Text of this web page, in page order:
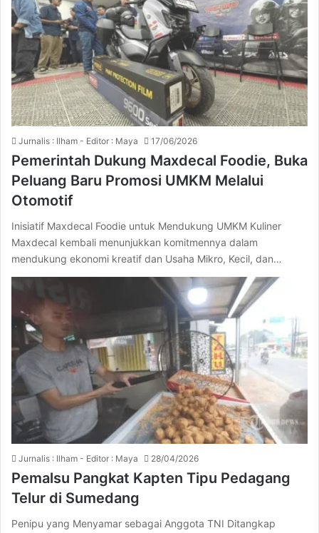
Jurnalis : Ilham - Editor : Maya 17/06/2026
Pemerintah Dukung Maxdecal Foodie, Buka
Peluang Baru Promosi UMKM Melalui
Otomotif
Inisiatif Maxdecal Foodie untuk Mendukung UMKM Kuliner
Maxdecal kembali menunjukkan komitmennya dalam
mendukung ekonomi kreatif dan Usaha Mikro, Kecil, dan…
Jurnalis : Ilham - Editor : Maya 28/04/2026
Pemalsu Pangkat Kapten Tipu Pedagang
Telur di Sumedang
Penipu yang Menyamar sebagai Anggota TNI Ditangkap